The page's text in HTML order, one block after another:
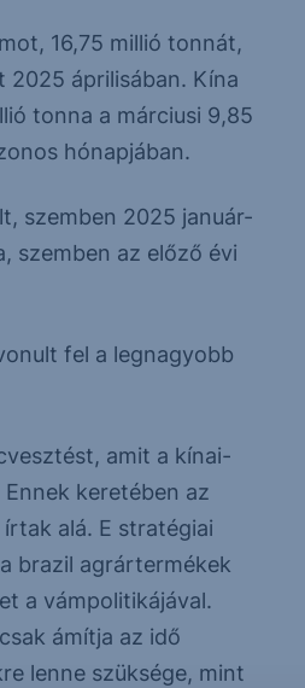
16,75 millió tonnát,
2025 áprilisában. Kína
tonna a márciusi 9,85
hónapjában.
szemben 2025 január-
szemben az előző évi
fel a legnagyobb
amit a kínai-
keretében az
alá. E stratégiai
brazil agrártermékek
a vámpolitikájával.
ámítja az idő
lenne szüksége, mint